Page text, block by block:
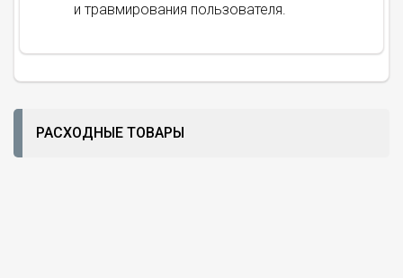
и травмирования пользователя.
РАСХОДНЫЕ ТОВАРЫ